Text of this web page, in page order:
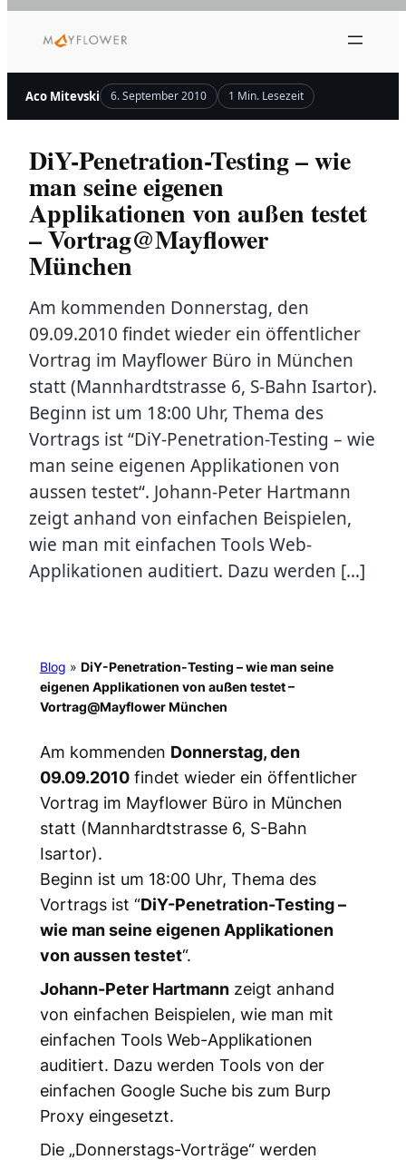
Inhalt
Aco Mitevski 6. September 2010 1 Min. Lesezeit
DiY-Penetration-Testing – wie
man seine eigenen
Applikationen von außen testet
– Vortrag@Mayflower
München
Am kommenden Donnerstag, den
09.09.2010 findet wieder ein öffentlicher
Vortrag im Mayflower Büro in München
statt (Mannhardtstrasse 6, S-Bahn Isartor).
Beginn ist um 18:00 Uhr, Thema des
Vortrags ist “DiY-Penetration-Testing – wie
man seine eigenen Applikationen von
aussen testet“. Johann-Peter Hartmann
zeigt anhand von einfachen Beispielen,
wie man mit einfachen Tools Web-
Applikationen auditiert. Dazu werden […]
Blog » DiY-Penetration-Testing – wie man seine
eigenen Applikationen von außen testet –
Vortrag@Mayflower München
Am kommenden Donnerstag, den
09.09.2010findet wieder ein öffentlicher
Vortrag im Mayflower Büro in München
statt (Mannhardtstrasse 6, S-Bahn
Isartor).
Beginn ist um 18:00 Uhr, Thema des
Vortrags ist “DiY-Penetration-Testing –
wie man seine eigenen Applikationen
von aussen testet“.
Johann-Peter Hartmannzeigt anhand
von einfachen Beispielen, wie man mit
einfachen Tools Web-Applikationen
auditiert. Dazu werden Tools von der
einfachen Google Suche bis zum Burp
Proxy eingesetzt.
Die „Donnerstags-Vorträge“ werden